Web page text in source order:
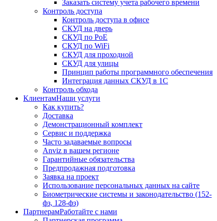
Заказать систему учета рабочего времени
Контроль доступа
Контроль доступа в офисе
СКУД на дверь
СКУД по PoE
СКУД по WiFi
СКУД для проходной
СКУД для улицы
Принцип работы программного обеспечения
Интеграция данных СКУД в 1С
Контроль обхода
КлиентамНаши услуги
Как купить?
Доставка
Демонстрационный комплект
Сервис и поддержка
Часто задаваемые вопросы
Anviz в вашем регионе
Гарантийные обязательства
Предпродажная подготовка
Заявка на проект
Использование персональных данных на сайте
Биометрические системы и законодательство (152-
фз, 128-фз)
ПартнерамРаботайте с нами